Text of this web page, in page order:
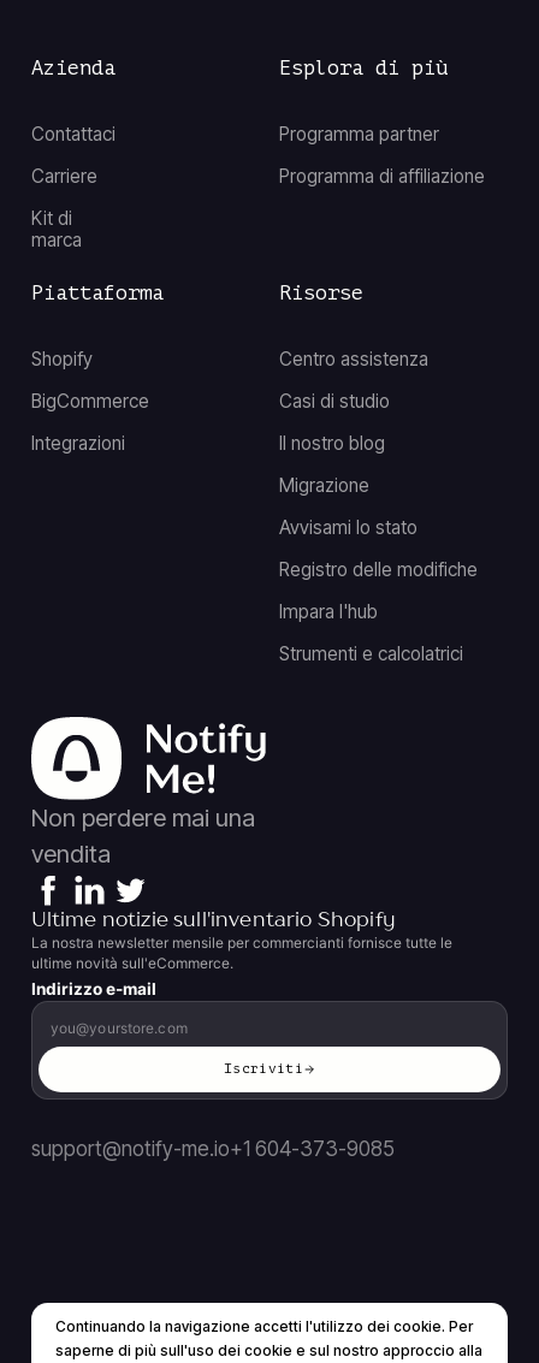
Continuando la navigazione accetti l'utilizzo dei cookie. Per
saperne di più sull'uso dei cookie e sul nostro approccio alla
Azienda
Contattaci
Carriere
Kit di
marca
Risorse
Centro assistenza
Casi di studio
Il nostro blog
Migrazione
Avvisami lo stato
Registro delle modifiche
Impara l'hub
Strumenti e calcolatrici
Esplora di più
Programma partner
Programma di affiliazione
Piattaforma
Shopify
BigCommerce
Integrazioni
Non perdere mai una
vendita
Ultime notizie sull'inventario Shopify
La nostra newsletter mensile per commercianti fornisce tutte le
ultime novità sull'eCommerce.
Indirizzo e-mail
Iscriviti
support@notify-me.io+1 604-373-9085
IT